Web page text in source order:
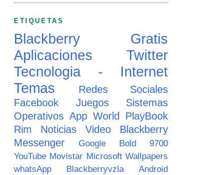
ETIQUETAS
Blackberry
Gratis
Aplicaciones
Twitter
Tecnologia - Internet
Temas
Redes Sociales
Facebook
Juegos
Sistemas
Operativos App World PlayBook
Rim
Noticias Video
Blackberry
Messenger
Google
Bold 9700
YouTube Movistar Microsoft Wallpapers
whatsApp
Blackberryvzla
Android